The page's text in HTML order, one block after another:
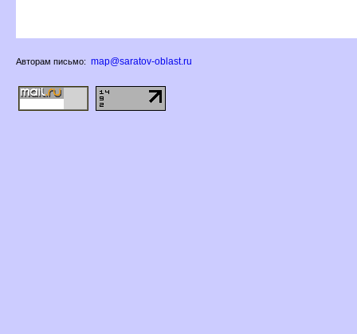
Авторам письмо: map@saratov-oblast.ru